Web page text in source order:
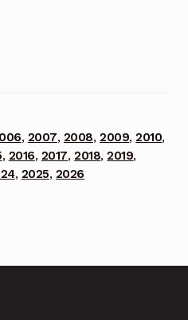
, 2007, 2008,2009,2010,
, 2016, 2017,2018,2019,
, 2025, 2026